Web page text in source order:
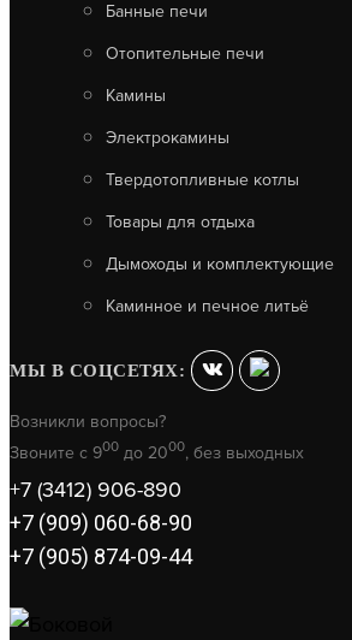
Банные печи
Отопительные печи
Камины
Электрокамины
Твердотопливные котлы
Товары для отдыха
Дымоходы и комплектующие
Каминное и печное литьё
МЫ В СОЦСЕТЯХ:
Возникли вопросы?
Звоните с 900 до 2000, без выходных
+7 (3412) 906-890
+7 (909) 060-68-90
+7 (905) 874-09-44